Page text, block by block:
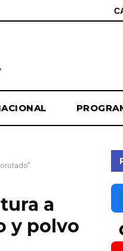
a
y polvo